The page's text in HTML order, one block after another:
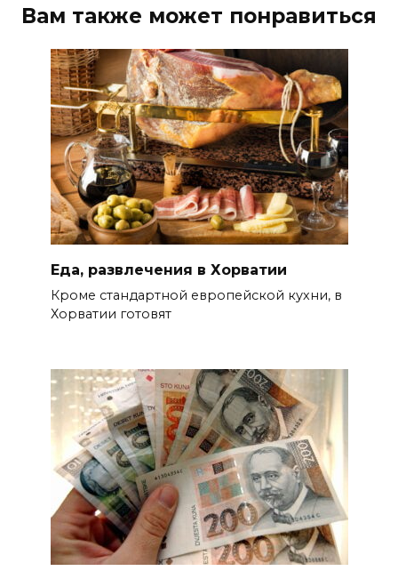
Вам также может понравиться
Еда, развлечения в Хорватии
Кроме стандартной европейской кухни, в
Хорватии готовят